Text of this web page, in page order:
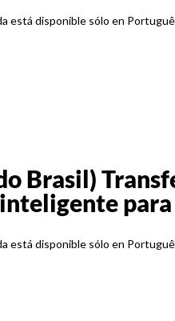
está disponible sólo en
Brasil)
para
está disponible sólo en